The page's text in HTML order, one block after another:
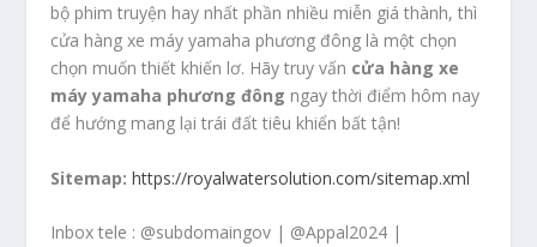
bộ phim truyện hay nhất phần nhiều miễn giá thành, thì
cửa hàng xe máy yamaha phương đông là một chọn
chọn muốn thiết khiến lơ. Hãy truy vấn cửa hàng xe
máy yamaha phương đông ngay thời điểm hôm nay
để hướng mang lại trái đất tiêu khiển bất tận!
Sitemap: https://royalwatersolution.com/sitemap.xml
Inbox tele : @subdomaingov | @Appal2024 |